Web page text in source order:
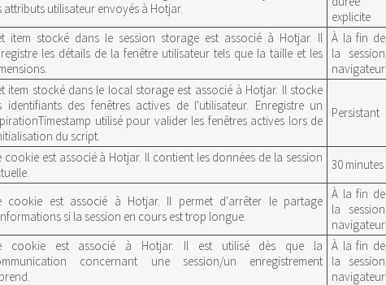
attributs utilisateur envoyés à Hotjar.
explicite
item stocké dans le session storage est associé à Hotjar. Il
les détails de la fenêtre utilisateur tels que la taille et les
À la fin de
la session
navigateur
item stocké dans le local storage est associé à Hotjar. Il stocke
identifiants des fenêtres actives de l'utilisateur. Enregistre un
utilisé pour valider les fenêtres actives lors de
du script.
Persistant
cookie est associé à Hotjar. Il contient les données de la session
30 minutes
cookie est associé à Hotjar. Il permet d'arrêter le partage
si la session en cours est trop longue.
À la fin de
la session
navigateur
cookie est associé à Hotjar. Il est utilisé dès que la
concernant une session/un enregistrement
À la fin de
la session
navigateur